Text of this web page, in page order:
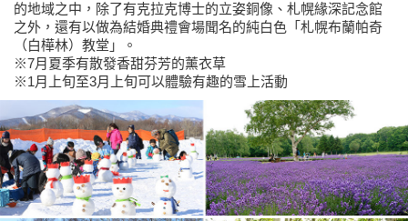
的地域之中，除了有克拉克博士的立姿銅像、札幌緣深記念館
之外，還有以做為結婚典禮會場聞名的純白色「札幌布蘭帕奇
（白樺林）教堂」。
※7月夏季有散發香甜芬芳的薰衣草
※1月上旬至3月上旬可以體驗有趣的雪上活動